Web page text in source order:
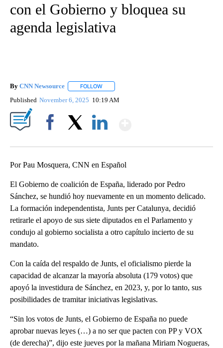
con el Gobierno y bloquea su
agenda legislativa
By CNN Newsource FOLLOW
Published November 6, 2025 10:19 AM
Por Pau Mosquera, CNN en Español
El Gobierno de coalición de España, liderado por Pedro
Sánchez, se hundió hoy nuevamente en un momento delicado.
La formación independentista, Junts per Catalunya, decidió
retirarle el apoyo de sus siete diputados en el Parlamento y
condujo al gobierno socialista a otro capítulo incierto de su
mandato.
Con la caída del respaldo de Junts, el oficialismo pierde la
capacidad de alcanzar la mayoría absoluta (179 votos) que
apoyó la investidura de Sánchez, en 2023, y, por lo tanto, sus
posibilidades de tramitar iniciativas legislativas.
“Sin los votos de Junts, el Gobierno de España no puede
aprobar nuevas leyes (…) a no ser que pacten con PP y VOX
(de derecha)”, dijo este jueves por la mañana Miriam Nogueras,